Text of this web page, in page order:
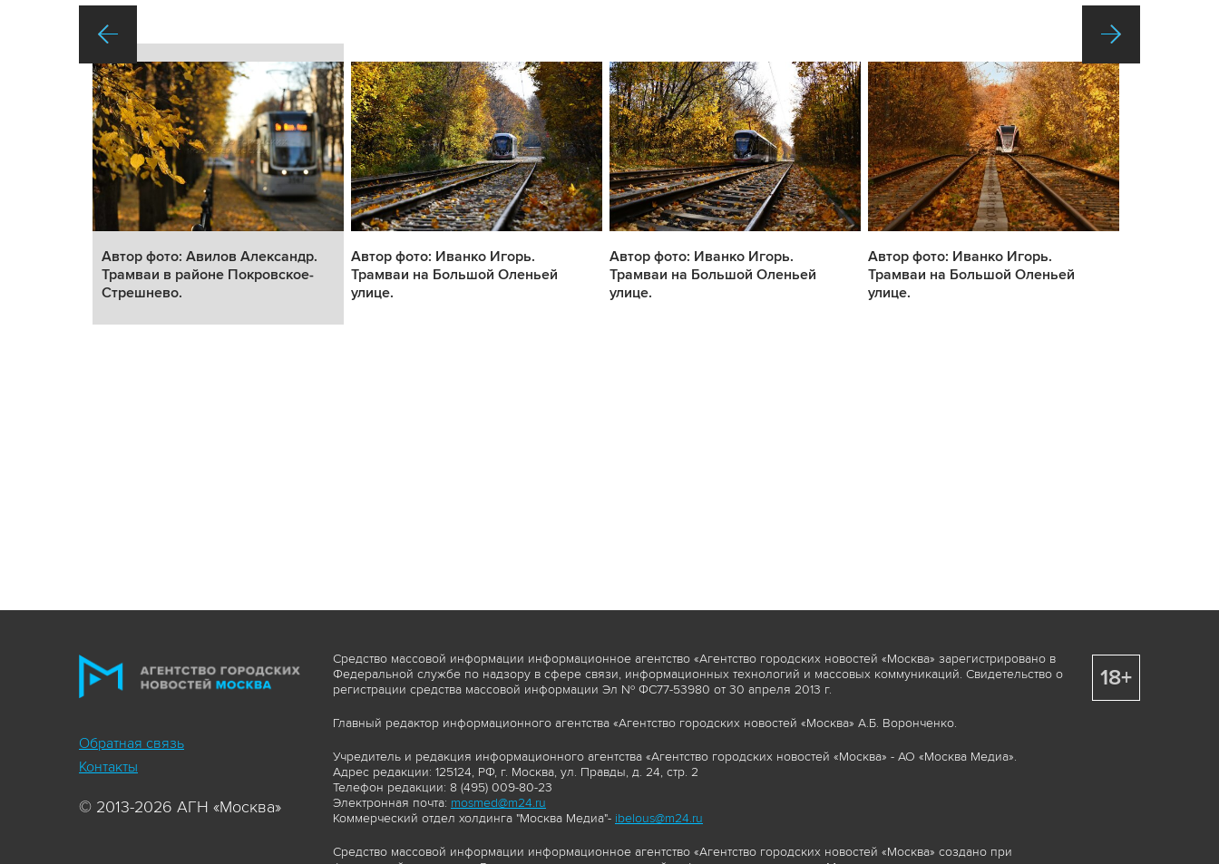
Автор фото: Авилов Александр.
Трамваи в районе Покровское-
Стрешнево.
Автор фото: Иванко Игорь.
Трамваи на Большой Оленьей
улице.
Автор фото: Иванко Игорь.
Трамваи на Большой Оленьей
улице.
Автор фото: Иванко Игорь.
Трамваи на Большой Оленьей
улице.
Обратная связь
Контакты
© 2013-2026 АГН «Москва»
Средство массовой информации информационное агентство «Агентство городских новостей «Москва» зарегистрировано в
Федеральной службе по надзору в сфере связи, информационных технологий и массовых коммуникаций. Свидетельство о
регистрации средства массовой информации Эл № ФС77-53980 от 30 апреля 2013 г.
Главный редактор информационного агентства «Агентство городских новостей «Москва» А.Б. Воронченко.
Учредитель и редакция информационного агентства «Агентство городских новостей «Москва» - АО «Москва Медиа».
Адрес редакции: 125124, РФ, г. Москва, ул. Правды, д. 24, стр. 2
Телефон редакции: 8 (495) 009-80-23
Электронная почта: mosmed@m24.ru
Коммерческий отдел холдинга "Москва Медиа"- ibelous@m24.ru
Средство массовой информации информационное агентство «Агентство городских новостей «Москва» создано при
18+